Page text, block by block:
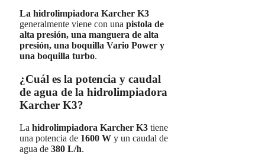
La hidrolimpiadora Karcher K3
generalmente viene con una pistola de
alta presión, una manguera de alta
presión, una boquilla Vario Power y
una boquilla turbo.
¿Cuál es la potencia y caudal
de agua de la hidrolimpiadora
Karcher K3?
La hidrolimpiadora Karcher K3 tiene
una potencia de 1600 W y un caudal de
agua de 380 L/h.